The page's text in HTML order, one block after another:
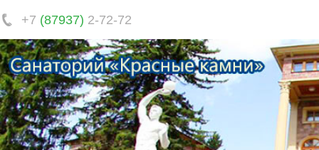
+7 (87937) 2-72-72